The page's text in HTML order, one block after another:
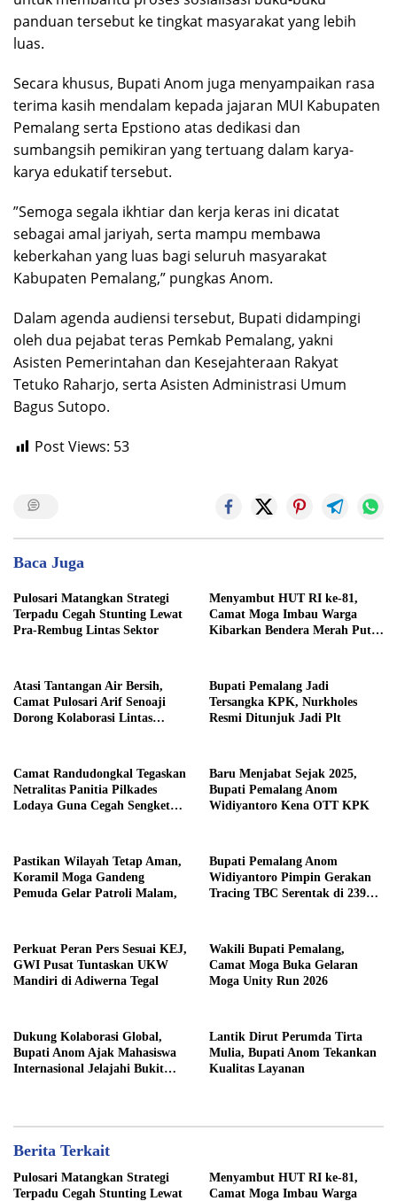
panduan tersebut ke tingkat masyarakat yang lebih
luas.
​Secara khusus, Bupati Anom juga menyampaikan rasa
terima kasih mendalam kepada jajaran MUI Kabupaten
Pemalang serta Epstiono atas dedikasi dan
sumbangsih pemikiran yang tertuang dalam karya-
karya edukatif tersebut.
​”Semoga segala ikhtiar dan kerja keras ini dicatat
sebagai amal jariyah, serta mampu membawa
keberkahan yang luas bagi seluruh masyarakat
Kabupaten Pemalang,” pungkas Anom.
​Dalam agenda audiensi tersebut, Bupati didampingi
oleh dua pejabat teras Pemkab Pemalang, yakni
Asisten Pemerintahan dan Kesejahteraan Rakyat
Tetuko Raharjo, serta Asisten Administrasi Umum
Bagus Sutopo.
Post Views: 53
Baca Juga
Pulosari Matangkan Strategi
Terpadu Cegah Stunting Lewat
Pra-Rembug Lintas Sektor
​Menyambut HUT RI ke-81,
Camat Moga Imbau Warga
Kibarkan Bendera Merah Putih
​Atasi Tantangan Air Bersih,
Camat Pulosari Arif Senoaji
Dorong Kolaborasi Lintas
​Bupati Pemalang Jadi
Tersangka KPK, Nurkholes
Resmi Ditunjuk Jadi Plt
​Camat Randudongkal Tegaskan
Netralitas Panitia Pilkades
Lodaya Guna Cegah Sengketa
​Baru Menjabat Sejak 2025,
Bupati Pemalang Anom
Widiyantoro Kena OTT KPK
Pastikan Wilayah Tetap Aman,
Koramil Moga Gandeng
Pemuda Gelar Patroli Malam,
Bupati Pemalang Anom
Widiyantoro Pimpin Gerakan
Tracing TBC Serentak di 239
Perkuat Peran Pers Sesuai KEJ,
GWI Pusat Tuntaskan UKW
Mandiri di Adiwerna Tegal
Wakili Bupati Pemalang,
Camat Moga Buka Gelaran
Moga Unity Run 2026
Dukung Kolaborasi Global,
Bupati Anom Ajak Mahasiswa
Internasional Jelajahi Bukit
​Lantik Dirut Perumda Tirta
Mulia, Bupati Anom Tekankan
Kualitas Layanan
Berita Terkait
Pulosari Matangkan Strategi
Terpadu Cegah Stunting Lewat
​Menyambut HUT RI ke-81,
Camat Moga Imbau Warga